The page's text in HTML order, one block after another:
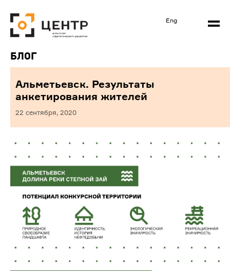
Eng
Блог
Альметьевск. Результаты
анкетирования жителей
22 сентября, 2020